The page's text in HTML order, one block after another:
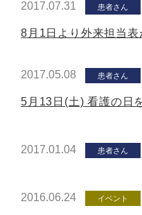
2017.07.31 患者さん
8月1日より外来担当表
2017.05.08 患者さん
5月13日(土) 看護の日
2017.01.04 患者さん
2016.06.24 イベント